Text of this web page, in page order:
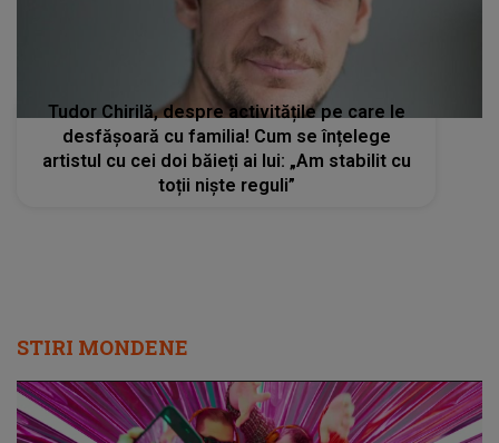
Tudor Chirilă, despre activitățile pe care le
desfășoară cu familia! Cum se înțelege
artistul cu cei doi băieți ai lui: „Am stabilit cu
toții niște reguli”
STIRI MONDENE